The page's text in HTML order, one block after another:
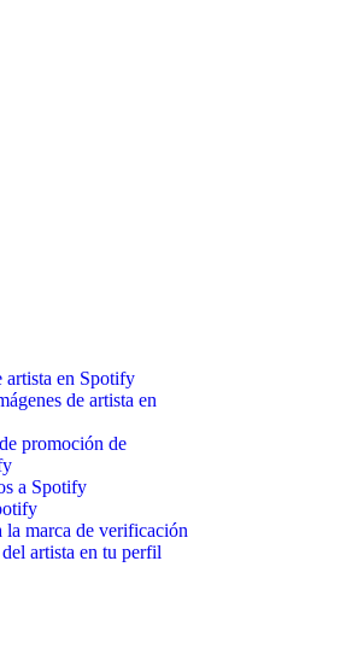
artista en Spotify
de artista en
promoción de
a Spotify
la marca de verificación
artista en tu perfil